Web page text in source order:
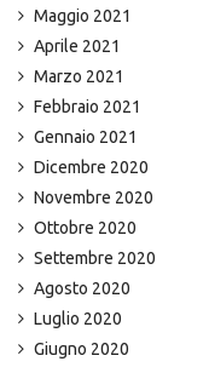
Maggio 2021
Aprile 2021
Marzo 2021
Febbraio 2021
Gennaio 2021
Dicembre 2020
Novembre 2020
Ottobre 2020
Settembre 2020
Agosto 2020
Luglio 2020
Giugno 2020